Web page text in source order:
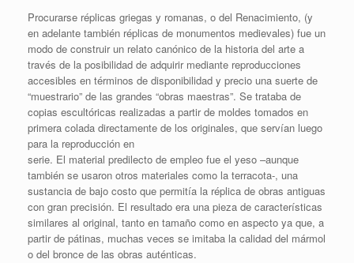
Procurarse réplicas griegas y romanas, o del Renacimiento, (y
en adelante también réplicas de monumentos medievales) fue un
modo de construir un relato canónico de la historia del arte a
través de la posibilidad de adquirir mediante reproducciones
accesibles en términos de disponibilidad y precio una suerte de
“muestrario” de las grandes “obras maestras”. Se trataba de
copias escultóricas realizadas a partir de moldes tomados en
primera colada directamente de los originales, que servían luego
para la reproducción en
serie. El material predilecto de empleo fue el yeso –aunque
también se usaron otros materiales como la terracota-, una
sustancia de bajo costo que permitía la réplica de obras antiguas
con gran precisión. El resultado era una pieza de características
similares al original, tanto en tamaño como en aspecto ya que, a
partir de pátinas, muchas veces se imitaba la calidad del mármol
o del bronce de las obras auténticas.